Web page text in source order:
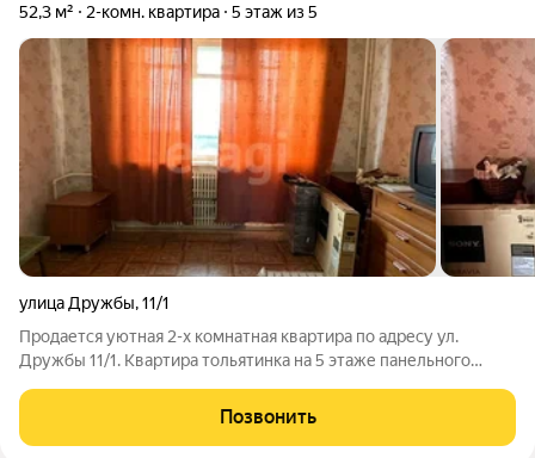
52,3 м² 2-комн. квартира 5 этаж из 5
улица Дружбы,11/1
Продается уютная 2-х комнатная квартира по адресу ул.
Дружбы 11/1. Квартира тольятинка на 5 этаже панельного
Санузел - раздельный. Бoльшoй балкoн нa две кoмнaты выxoд
из зала и спальни.
Позвонить